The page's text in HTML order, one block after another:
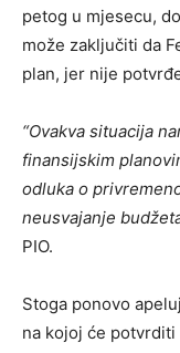
petog u mjesecu,
može zaključiti da
plan, jer nije
“Ovakva situacija
finansijskim
odluka o
neusvajanje
PIO.
Stoga ponovo
na kojoj će potvrditi